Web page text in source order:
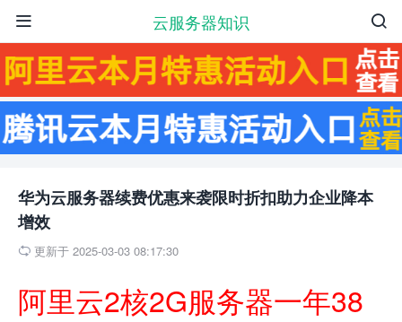
云服务器知识 

华为云服务器续费优惠来袭限时折扣助力企业降本
增效
 更新于 2025-03-03 08:17:30
阿里云2核2G服务器一年38